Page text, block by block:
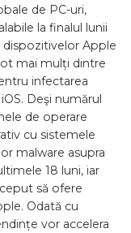
de PC-uri,
la finalul lunii
dispozitivelor Apple
mai mulți dintre
infectarea
Deşi numărul
de operare
cu sistemele
malware asupra
18 luni, iar
să ofere
Odată cu
vor accelera